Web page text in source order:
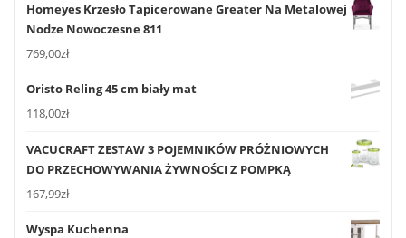
Homeyes Krzesło Tapicerowane Greater Na Metalowej
Nodze Nowoczesne 811
769,00zł
Oristo Reling 45 cm biały mat
118,00zł
VACUCRAFT ZESTAW 3 POJEMNIKÓW PRÓŻNIOWYCH
DO PRZECHOWYWANIA ŻYWNOŚCI Z POMPKĄ
167,99zł
Wyspa Kuchenna